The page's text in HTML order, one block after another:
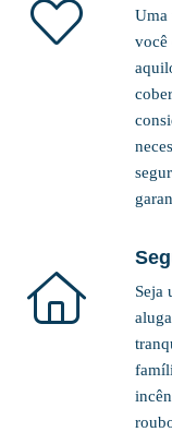
Uma
você
Seja